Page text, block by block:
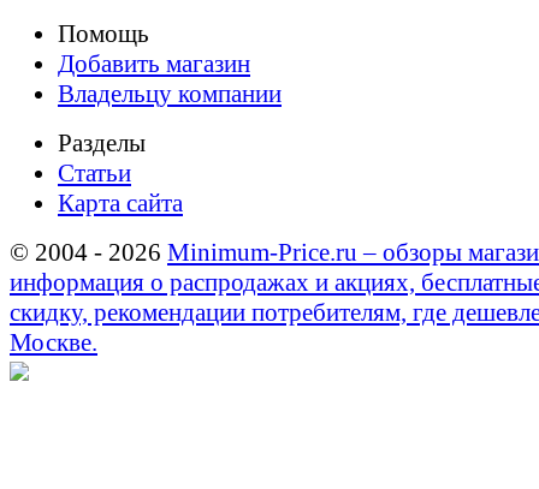
Помощь
Добавить магазин
Владельцу компании
Разделы
Статьи
Карта сайта
© 2004 - 2026 Minimum-Price.ru – обзоры
информация о распродажах и акциях,
скидку, рекомендации потребителям, где
Москве.